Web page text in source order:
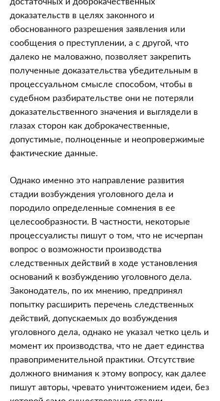
достаточных и доброкачественных
доказательств в целях законного и
обоснованного разрешения заявления или
сообщения о преступлении, а с другой, что
далеко не маловажно, позволяет закрепить
полученные доказательства убедительным в
процессуальном смысле способом, чтобы в
судебном разбирательстве они не потеряли
доказательственного значения и выглядели в
глазах сторон как доброкачественные,
допустимые, полноценные и неопровержимые
фактические данные.
Однако именно это направление развития
стадии возбуждения уголовного дела и
породило определенные сомнения в ее
целесообразности. В частности, некоторые
процессуалисты пишут о том, что не исчерпан
вопрос о возможности производства
следственных действий в ходе установления
оснований к возбуждению уголовного дела.
Законодатель, по их мнению, предпринял
попытку расширить перечень следственных
действий, допускаемых до возбуждения
уголовного дела, однако не указал четко цель и
момент их производства, что не дает единства
правоприменительной практики. Отсутствие
должного внимания к этому вопросу, как далее
пишут авторы, чревато уничтожением идеи, без